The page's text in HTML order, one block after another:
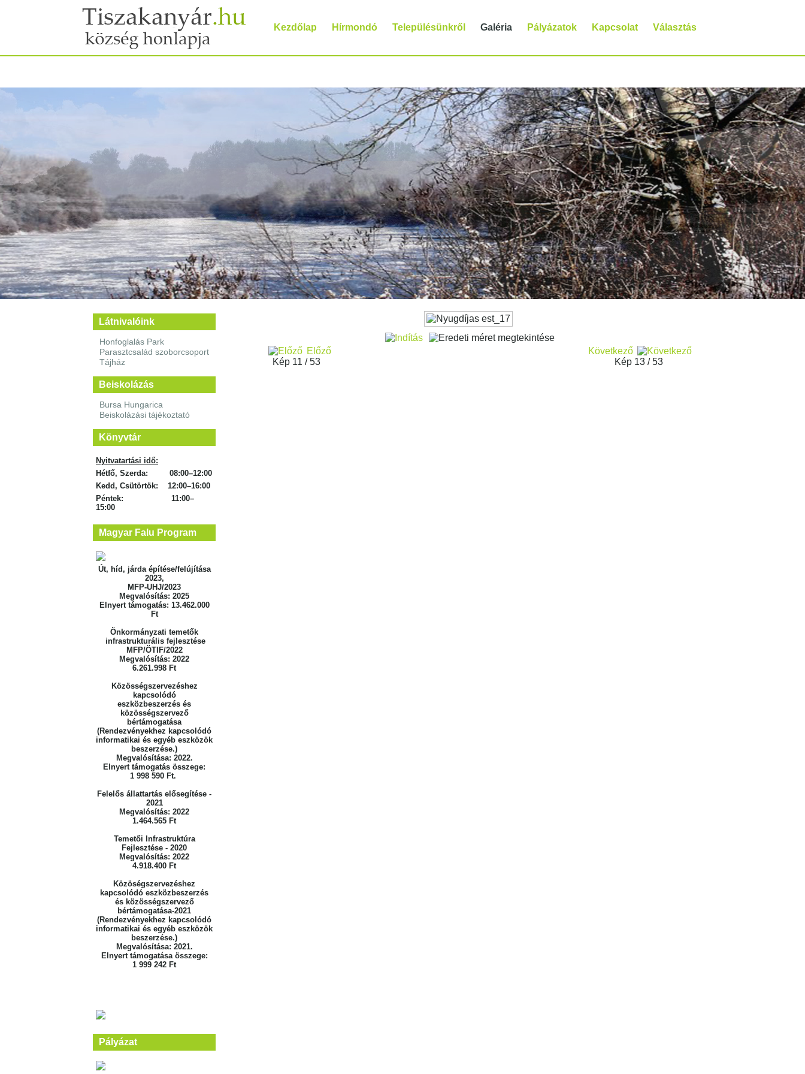
Kezdőlap Hírmondó Településünkről Galéria Pályázatok Kapcsolat Választás
Látnivalóink
Honfoglalás Park
Parasztcsalád szoborcsoport
Tájház
Beiskolázás
Bursa Hungarica
Beiskolázási tájékoztató
Könyvtár
Nyitvatartási idő:
Hétfő, Szerda: 08:00–12:00
Kedd, Csütörtök: 12:00–16:00
Péntek: 11:00–
15:00
Magyar Falu Program
Út, híd, járda építése/felújítása
2023,
MFP-UHJ/2023
Megvalósítás: 2025
Elnyert támogatás: 13.462.000
Ft
Önkormányzati temetők
infrastrukturális fejlesztése
MFP/ÖTIF/2022
Megvalósítás: 2022
6.261.998 Ft
Közösségszervezéshez
kapcsolódó
eszközbeszerzés és
közösségszervező
bértámogatása
(Rendezvényekhez kapcsolódó
informatikai és egyéb eszközök
beszerzése.)
Megvalósítása: 2022.
Elnyert támogatás összege:
1 998 590 Ft.
Felelős állattartás elősegítése -
2021
Megvalósítás: 2022
1.464.565 Ft
Temetői Infrastruktúra
Fejlesztése - 2020
Megvalósítás: 2022
4.918.400 Ft
Közöségszervezéshez
kapcsolódó eszközbeszerzés
és közösségszervező
bértámogatása-2021
(Rendezvényekhez kapcsolódó
informatikai és egyéb eszközök
beszerzése.)
Megvalósítása: 2021.
Elnyert támogatása összege:
1 999 242 Ft
Pályázat
Előző
Kép 11 / 53
Következő
Kép 13 / 53